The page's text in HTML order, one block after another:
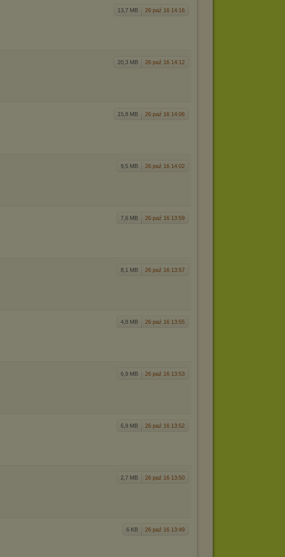
13,7 MB 26 paź 16 14:16
20,3 MB 26 paź 16 14:12
15,8 MB 26 paź 16 14:06
9,5 MB 26 paź 16 14:02
7,6 MB 26 paź 16 13:59
8,1 MB 26 paź 16 13:57
4,8 MB 26 paź 16 13:55
6,9 MB 26 paź 16 13:53
6,9 MB 26 paź 16 13:52
2,7 MB 26 paź 16 13:50
6 KB 26 paź 16 13:49